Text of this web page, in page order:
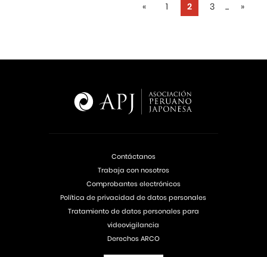
« 1 2 3 ... »
Contáctanos
Trabaja con nosotros
Comprobantes electrónicos
Política de privacidad de datos personales
Tratamiento de datos personales para
videovigilancia
Derechos ARCO